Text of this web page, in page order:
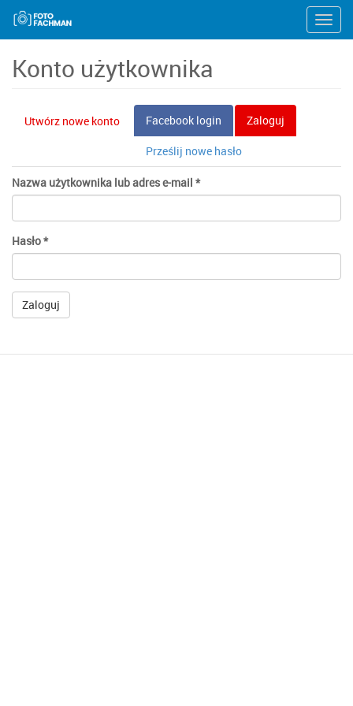
Przejdź
treści
Konto użytkownika
Karty
podstawowe
Utwórz nowe konto Facebook login Zaloguj
karta)
Prześlij nowe hasło
Nazwa użytkownika lub adres e-mail *
Hasło*
Zaloguj